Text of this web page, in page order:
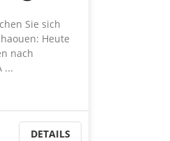
Sie sich
Heute
nach
...
DETAILS